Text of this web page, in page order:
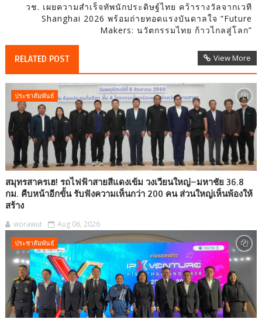
วช. เผยความสำเร็จทัพนักประดิษฐ์ไทย คว้ารางวัลจากเวที
Shanghai 2026 พร้อมถ่ายทอดแรงบันดาลใจ “Future
Makers: นวัตกรรมไทย ก้าวไกลสู่โลก”
RELATED POST View More
ประชาสัมพันธ์
สมุทรสาครเฮ! รถไฟฟ้าสายสีแดงเข้ม วงเวียนใหญ่–มหาชัย 36.8
กม. คืบหน้าอีกขั้น รับฟังความเห็นกว่า 200 คน ส่วนใหญ่เห็นพ้องให้
สร้าง
worawut Aug 06, 2026
ประชาสัมพันธ์